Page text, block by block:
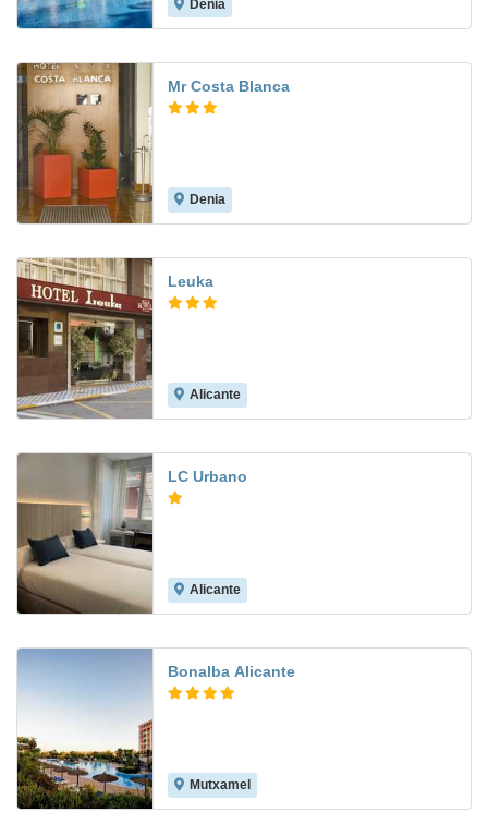
Denia
Mr Costa Blanca
Denia
Leuka
Alicante
LC Urbano
Alicante
Bonalba Alicante
Mutxamel